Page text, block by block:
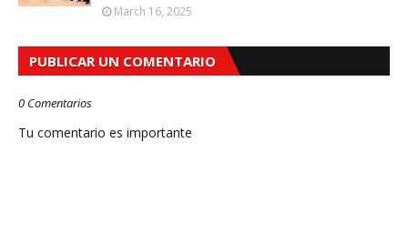
March 16, 2025
PUBLICAR UN COMENTARIO
0 Comentarios
Tu comentario es importante